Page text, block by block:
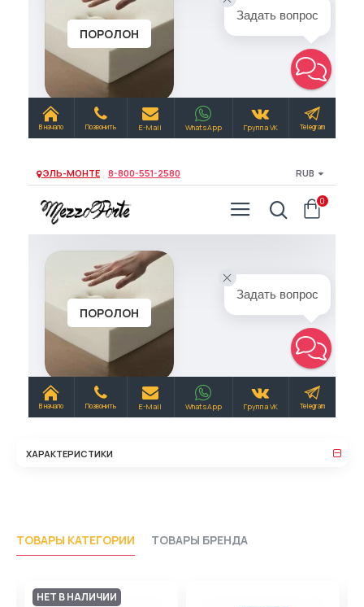
ХАРАКТЕРИСТИКИ
ТОВАРЫ КАТЕГОРИИ ТОВАРЫ БРЕНДА
НЕТ В НАЛИЧИИ